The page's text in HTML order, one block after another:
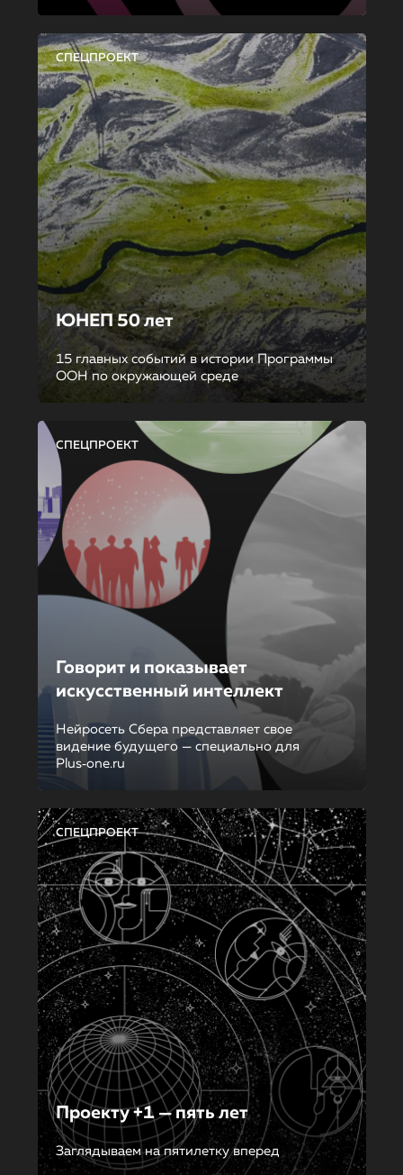
СПЕЦПРОЕКТ
ЮНЕП 50 лет
15 главных событий в истории Программы
ООН по окружающей среде
СПЕЦПРОЕКТ
Говорит и показывает
искусственный интеллект
Нейросеть Сбера представляет свое
видение будущего — специально для
Plus‑one.ru
СПЕЦПРОЕКТ
Проекту +1 — пять лет
Заглядываем на пятилетку вперед